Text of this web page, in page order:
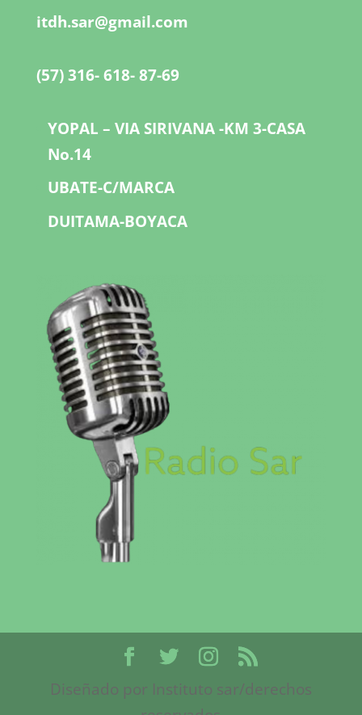
itdh.sar@gmail.com
(57) 316- 618- 87-69
YOPAL – VIA SIRIVANA -KM 3-CASA
No.14
UBATE-C/MARCA
DUITAMA-BOYACA
Diseñado por Instituto sar/derechos